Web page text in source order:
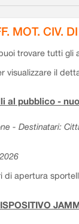
MOT. CIV.
trovare tutti gli
visualizzare il
al pubblico -
- Destinatari:
di apertura